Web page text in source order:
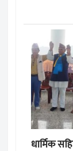
धार्मिक